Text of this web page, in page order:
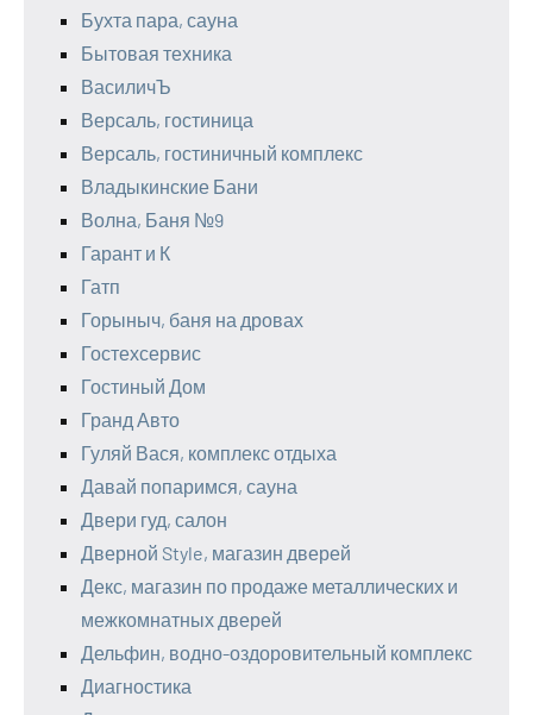
Бухта пара, сауна
Бытовая техника
ВасиличЪ
Версаль, гостиница
Версаль, гостиничный комплекс
Владыкинские Бани
Волна, Баня №9
Гарант и К
Гатп
Горыныч, баня на дровах
Гостехсервис
Гостиный Дом
Гранд Авто
Гуляй Вася, комплекс отдыха
Давай попаримся, сауна
Двери гуд, салон
Дверной Style, магазин дверей
Декс, магазин по продаже металлических и
межкомнатных дверей
Дельфин, водно-оздоровительный комплекс
Диагностика